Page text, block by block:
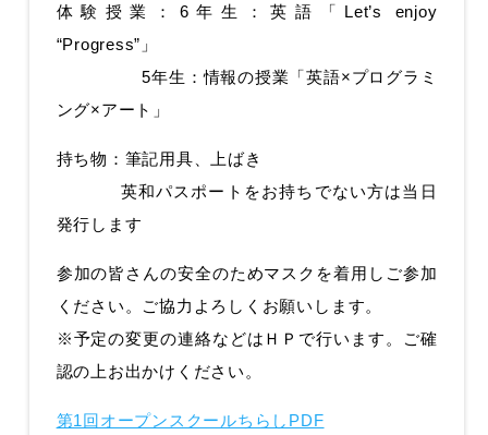
体験授業：6年生：英語「Let’s enjoy
“Progress” 」
5年生：情報の授業「英語×プログラミ
ング×アート」
持ち物：筆記用具、上ばき
英和パスポートをお持ちでない方は当日
発行します
参加の皆さんの安全のためマスクを着用しご参加
ください。ご協力よろしくお願いします。
※予定の変更の連絡などはＨＰで行います。ご確
認の上お出かけください。
第1回オープンスクールちらしPDF